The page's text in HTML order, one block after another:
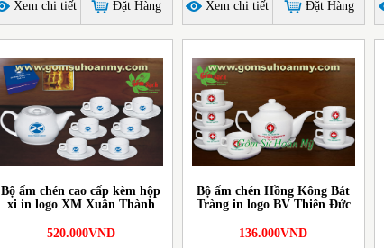
Xem chi tiết Đặt Hàng Xem chi tiết Đặt Hàng
Bộ ấm chén cao cấp kèm hộp
xi in logo XM Xuân Thành
520.000VND
Bộ ấm chén Hồng Kông Bát
Tràng in logo BV Thiên Đức
136.000VND